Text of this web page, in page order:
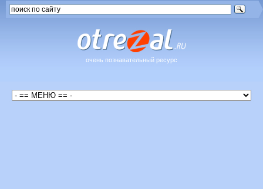
очень познавательный ресурс